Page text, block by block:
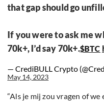
that gap should go
If you were to ask me
70k+, I’d say 70k+.$BTC
— CrediBULL Crypto
May 14, 2023
“Als je mij zou vragen of